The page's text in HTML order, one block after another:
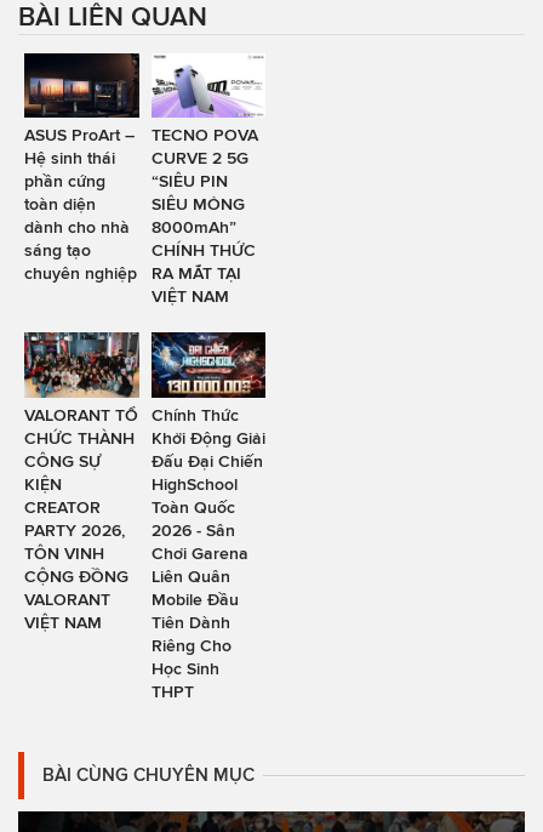
BÀI LIÊN QUAN
ASUS ProArt –
Hệ sinh thái
phần cứng
toàn diện
dành cho nhà
sáng tạo
chuyên nghiệp
TECNO POVA
CURVE 2 5G
“SIÊU PIN
SIÊU MỎNG
8000mAh”
CHÍNH THỨC
RA MẮT TẠI
VIỆT NAM
VALORANT TỔ
CHỨC THÀNH
CÔNG SỰ
KIỆN
CREATOR
PARTY 2026,
TÔN VINH
CỘNG ĐỒNG
VALORANT
VIỆT NAM
Chính Thức
Khởi Động Giải
Đấu Đại Chiến
HighSchool
Toàn Quốc
2026 - Sân
Chơi Garena
Liên Quân
Mobile Đầu
Tiên Dành
Riêng Cho
Học Sinh
THPT
BÀI CÙNG CHUYÊN MỤC